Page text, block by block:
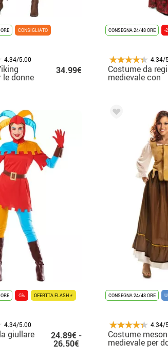
CONSIGLIATO
4.34/5.00
le donne
34.99€
CONSEGNA 24/48 ORE -
4.34/
Costume da
medievale con
-5% OFERTTA FLASH ⚡
4.34/5.00
giullare 24.89€ -
26.50€
CONSEGNA 24/48 ORE
4.34/
Costume
medievale per